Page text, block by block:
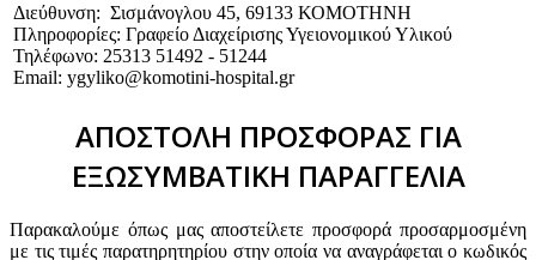
Διεύθυνση: Σισμάνογλου 45, 69133 ΚΟΜΟΤΗΝΗ
Πληροφορίες: Γραφείο Διαχείρισης Υγειονομικού Υλικού
Τηλέφωνο: 25313 51492 - 51244
Email: ygyliko@komotini-hospital.gr
ΑΠΟΣΤΟΛΗ ΠΡΟΣΦΟΡΑΣ ΓΙΑ
ΕΞΩΣΥΜΒΑΤΙΚΗ ΠΑΡΑΓΓΕΛΙΑ
Παρακαλούμε όπως μας αποστείλετε προσφορά προσαρμοσμένη
με τις τιμές παρατηρητηρίου στην οποία να αναγράφεται ο κωδικός